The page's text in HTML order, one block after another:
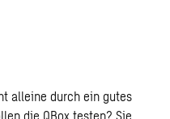
alleine durch ein gutes
die QBox testen? Sie